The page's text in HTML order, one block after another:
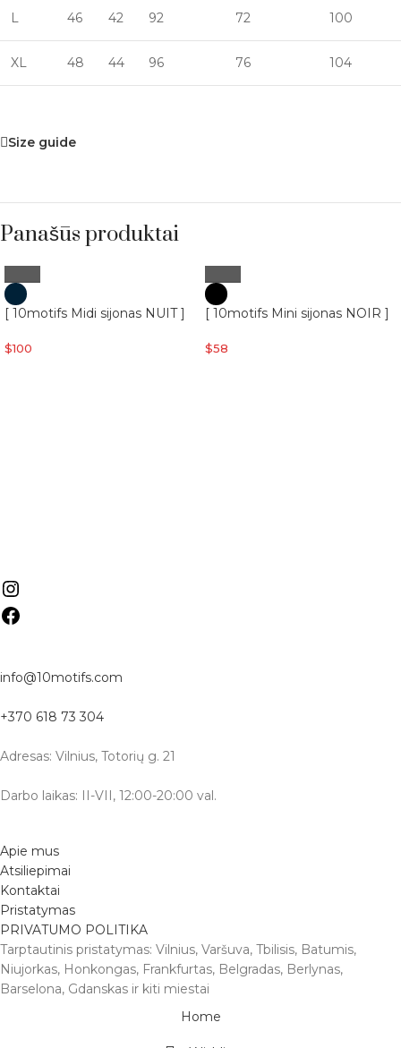
L 46 42 92 72 100
XL 48 44 96 76 104
Size guide
Panašūs produktai
[ 10motifs Midi sijonas NUIT ]
$100
[ 10motifs Mini sijonas NOIR ]
$58
info@10motifs.com
+370 618 73 304
Adresas: Vilnius, Totorių g. 21
Darbo laikas: II-VII, 12:00-20:00 val.
Apie mus
Atsiliepimai
Kontaktai
Pristatymas
PRIVATUMO POLITIKA
Tarptautinis pristatymas: Vilnius, Varšuva, Tbilisis, Batumis,
Niujorkas, Honkongas, Frankfurtas, Belgradas, Berlynas,
Barselona, Gdanskas ir kiti miestai
Home